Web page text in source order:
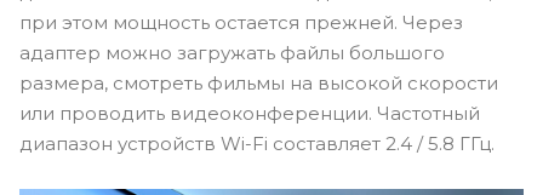
при этом мощность остается прежней. Через
адаптер можно загружать файлы большого
размера, смотреть фильмы на высокой скорости
или проводить видеоконференции. Частотный
диапазон устройств Wi-Fi составляет 2.4 / 5.8 ГГц.